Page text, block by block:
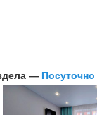
— Посуточно